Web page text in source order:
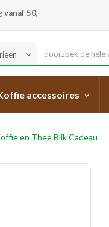
vanaf 50,-
keyboard_arrow_down
accessoires
en Thee Blik Cadeau